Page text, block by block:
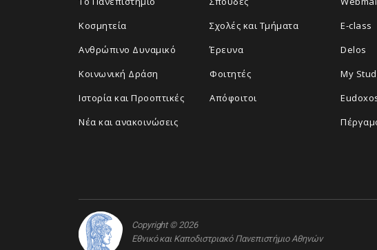
Κοσμητεία
Ανθρώπινο Δυναμικό
Κοινωνική Δράση
Ιστορία και Προοπτικές
Νέα και ανακοινώσεις
Σχολές και Τμήματα
Έρευνα
Φοιτητές
Απόφοιτοι
E-class
Delos
My
Copyright © 2026
Εθνικό και Καποδιστριακό Πανεπιστήμιο Αθηνών